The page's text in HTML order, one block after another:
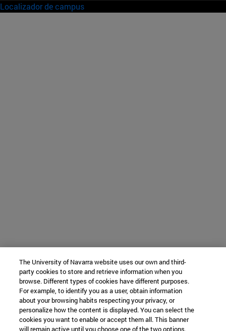
Localizador de campus
The University of Navarra website uses our own and third-
party cookies to store and retrieve information when you
browse. Different types of cookies have different purposes.
For example, to identify you as a user, obtain information
about your browsing habits respecting your privacy, or
personalize how the content is displayed. You can select the
cookies you want to enable or accept them all. This banner
will remain active until you choose one of the two options.